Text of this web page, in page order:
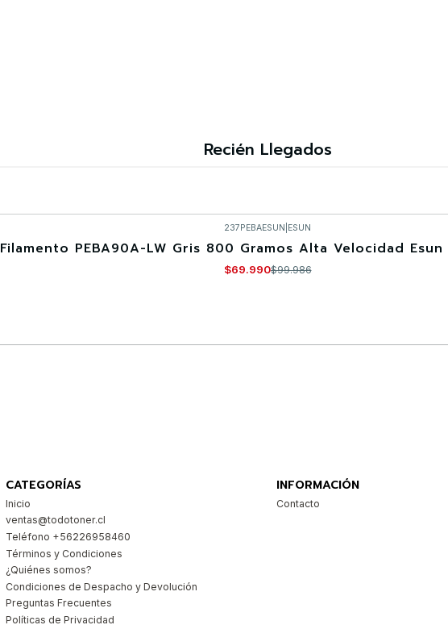
Recién Llegados
237PEBAESUN ESUN
Filamento PEBA90A-LW Gris 800 Gramos Alta Velocidad
$69.990$99.986
CATEGORÍAS
Inicio
ventas@todotoner.cl
Teléfono +56226958460
Términos y Condiciones
¿Quiénes somos?
Condiciones de Despacho y Devolución
Preguntas Frecuentes
Políticas de Privacidad
INFORMACIÓN
Contacto